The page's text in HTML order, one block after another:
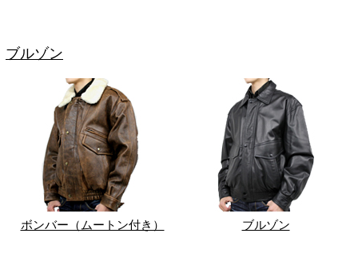
ブルゾン
ボンバー（ムートン付き） ブルゾン